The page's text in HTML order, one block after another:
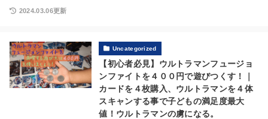
2024.03.06更新
Uncategorized
【初心者必見】ウルトラマンフュージョ
ンファイトを４００円で遊びつくす！｜
カードを４枚購入、ウルトラマンを４体
スキャンする事で子どもの満足度最大
値！ウルトラマンの虜になる。